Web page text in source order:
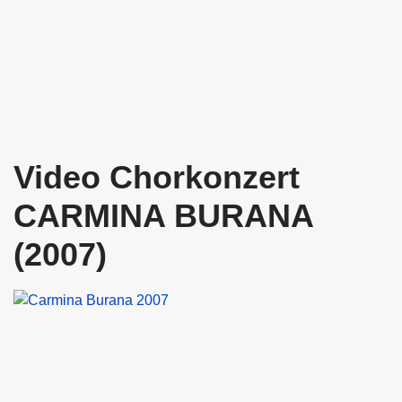
Video Chorkonzert
CARMINA BURANA
(2007)